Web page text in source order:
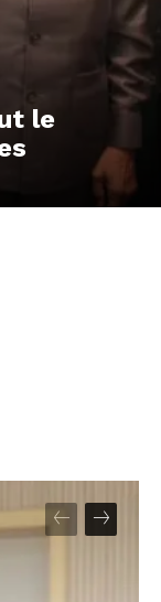
le